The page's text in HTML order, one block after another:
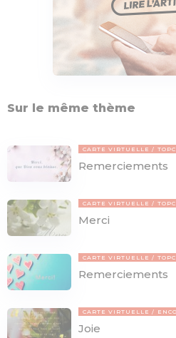
Sur le même thème
CARTE VIRTUELLE
Remerciements
CARTE VIRTUELLE
Merci
CARTE VIRTUELLE
Remerciements
CARTE VIRTUELLE
Joie